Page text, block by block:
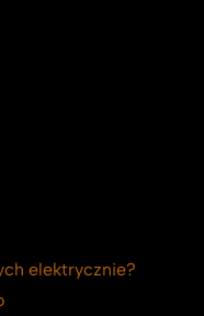
elektrycznie?